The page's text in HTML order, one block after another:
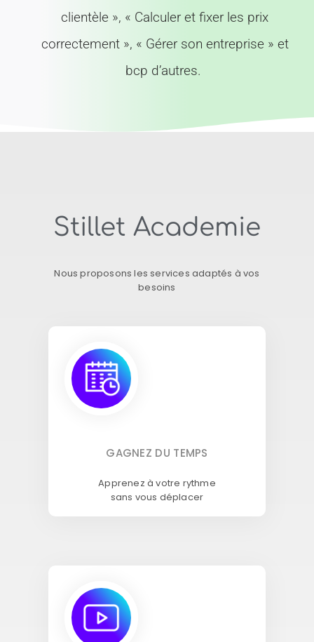
clientèle », « Calculer et fixer les prix
correctement », « Gérer son entreprise » et
bcp d’autres.
Stillet Academie
Nous proposons les services adaptés à vos
besoins
GAGNEZ DU TEMPS
Apprenez à votre rythme
sans vous déplacer